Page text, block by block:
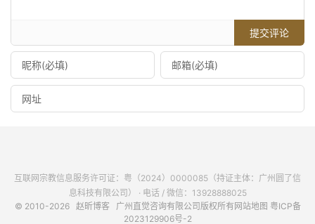
提交评论
互联网宗教信息服务许可证：粤（2024）0000085（持证主体：广州圆了信
息科技有限公司） · 电话 / 微信：13928888025
© 2010-2026 赵昕博客 广州直觉咨询有限公司版权所有 网站地图 粤ICP备
2023129906号-2